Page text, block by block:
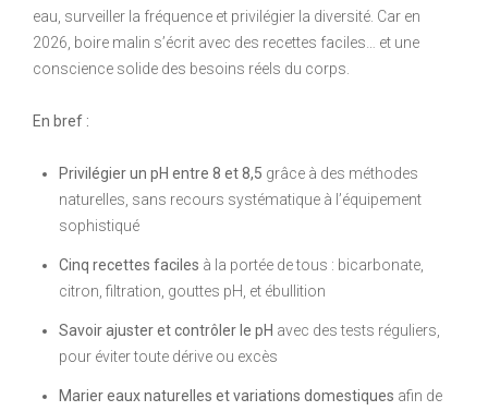
eau, surveiller la fréquence et privilégier la diversité. Car en
2026, boire malin s’écrit avec des recettes faciles… et une
conscience solide des besoins réels du corps.
En bref :
Privilégier un pH entre 8 et 8,5 grâce à des méthodes
naturelles, sans recours systématique à l’équipement
sophistiqué
Cinq recettes faciles à la portée de tous : bicarbonate,
citron, filtration, gouttes pH, et ébullition
Savoir ajuster et contrôler le pH avec des tests réguliers,
pour éviter toute dérive ou excès
Marier eaux naturelles et variations domestiques afin de